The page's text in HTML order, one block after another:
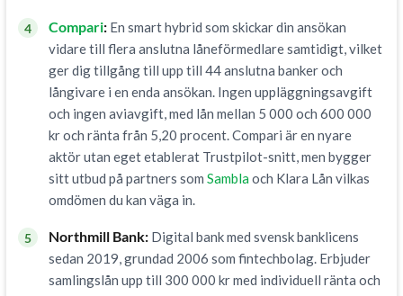
4 Compari: En smart hybrid som skickar din ansökan
vidare till flera anslutna låneförmedlare samtidigt, vilket
ger dig tillgång till upp till 44 anslutna banker och
långivare i en enda ansökan. Ingen uppläggningsavgift
och ingen aviavgift, med lån mellan 5 000 och 600 000
kr och ränta från 5,20 procent. Compari är en nyare
aktör utan eget etablerat Trustpilot-snitt, men bygger
sitt utbud på partners som Samblaoch Klara Lån vilkas
omdömen du kan väga in.
5 Northmill Bank: Digital bank med svensk banklicens
sedan 2019, grundad 2006 som fintechbolag. Erbjuder
samlingslån upp till 300 000 kr med individuell ränta och